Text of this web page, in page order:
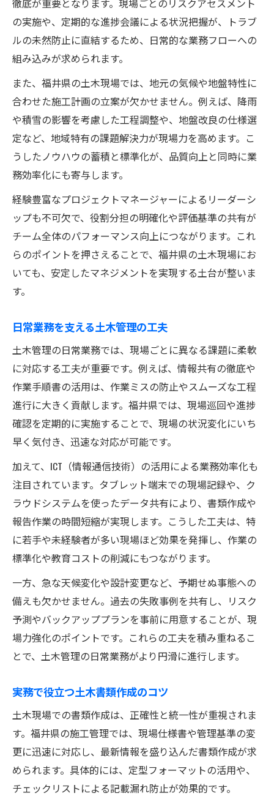
の実施や、定期的な進捗会議による状況把握が、トラブ
ルの未然防止に直結するため、日常的な業務フローへの
組み込みが求められます。
また、福井県の土木現場では、地元の気候や地盤特性に
合わせた施工計画の立案が欠かせません。例えば、降雨
や積雪の影響を考慮した工程調整や、地盤改良の仕様選
定など、地域特有の課題解決力が現場力を高めます。こ
うしたノウハウの蓄積と標準化が、品質向上と同時に業
務効率化にも寄与します。
経験豊富なプロジェクトマネージャーによるリーダーシ
ップも不可欠で、役割分担の明確化や評価基準の共有が
チーム全体のパフォーマンス向上につながります。これ
らのポイントを押さえることで、福井県の土木現場にお
いても、安定したマネジメントを実現する土台が整いま
す。
日常業務を支える土木管理の工夫
土木管理の日常業務では、現場ごとに異なる課題に柔軟
に対応する工夫が重要です。例えば、情報共有の徹底や
作業手順書の活用は、作業ミスの防止やスムーズな工程
進行に大きく貢献します。福井県では、現場巡回や進捗
確認を定期的に実施することで、現場の状況変化にいち
早く気付き、迅速な対応が可能です。
加えて、ICT（情報通信技術）の活用による業務効率化も
注目されています。タブレット端末での現場記録や、ク
ラウドシステムを使ったデータ共有により、書類作成や
報告作業の時間短縮が実現します。こうした工夫は、特
に若手や未経験者が多い現場ほど効果を発揮し、作業の
標準化や教育コストの削減にもつながります。
一方、急な天候変化や設計変更など、予期せぬ事態への
備えも欠かせません。過去の失敗事例を共有し、リスク
予測やバックアッププランを事前に用意することが、現
場力強化のポイントです。これらの工夫を積み重ねるこ
とで、土木管理の日常業務がより円滑に進行します。
実務で役立つ土木書類作成のコツ
土木現場での書類作成は、正確性と統一性が重視されま
す。福井県の施工管理では、現場仕様書や管理基準の変
更に迅速に対応し、最新情報を盛り込んだ書類作成が求
められます。具体的には、定型フォーマットの活用や、
チェックリストによる記載漏れ防止が効果的です。